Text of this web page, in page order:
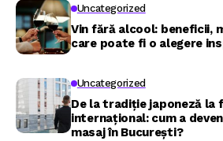
Uncategorized
Vin fără alcool: beneficii,
care poate fi o alegere
Uncategorized
De la tradiție japoneză la
internațional: cum a
masaj în București?